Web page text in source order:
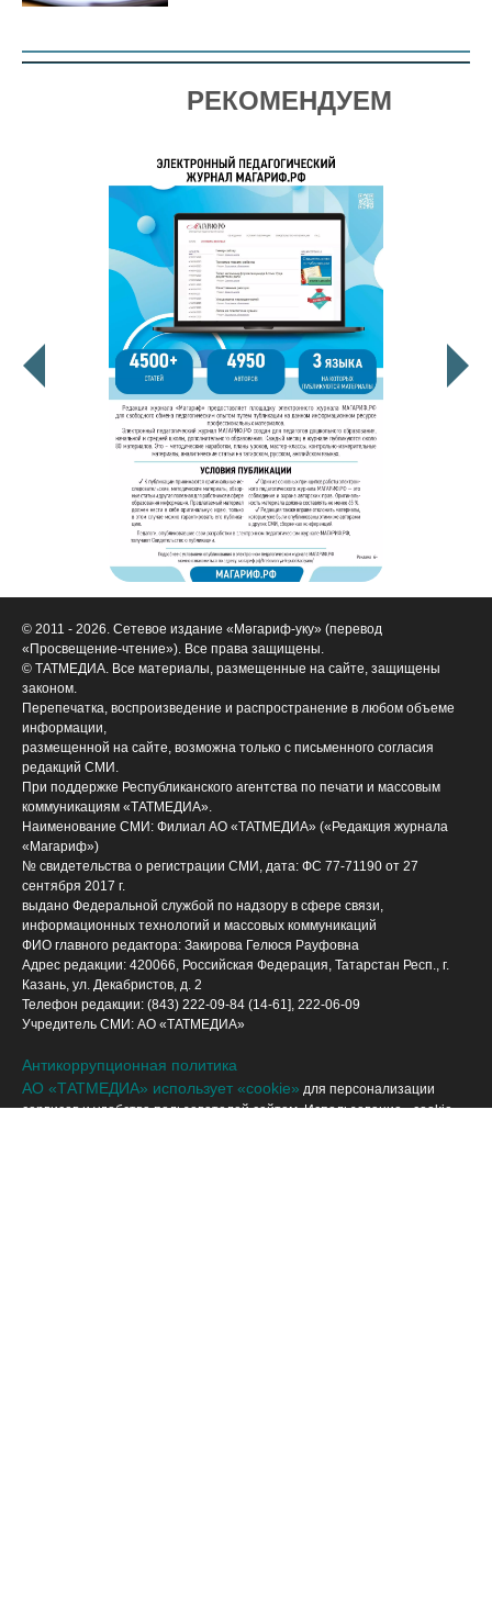
РЕКОМЕНДУЕМ
© 2011 - 2026. Сетевое издание «Мәгариф-уку» (перевод
«Просвещение-чтение»). Все права защищены.
© ТАТМЕДИА. Все материалы, размещенные на сайте, защищены
законом.
Перепечатка, воспроизведение и распространение в любом объеме
информации,
размещенной на сайте, возможна только с письменного согласия
редакций СМИ.
При поддержке Республиканского агентства по печати и массовым
коммуникациям «ТАТМЕДИА».
Наименование СМИ: Филиал АО «ТАТМЕДИА» («Редакция журнала
«Магариф»)
№ свидетельства о регистрации СМИ, дата: ФС 77-71190 от 27
сентября 2017 г.
выдано Федеральной службой по надзору в сфере связи,
информационных технологий и массовых коммуникаций
ФИО главного редактора: Закирова Гелюся Рауфовна
Адрес редакции: 420066, Российская Федерация, Татарстан Респ., г.
Казань, ул. Декабристов, д. 2
Телефон редакции: (843) 222-09-84 (14-61], 222-06-09
Учредитель СМИ: АО «ТАТМЕДИА»
Антикоррупционная политика
АО «ТАТМЕДИА» использует «cookie» для персонализации
сервисов и удобства пользователей сайтом. Использование «cookie»